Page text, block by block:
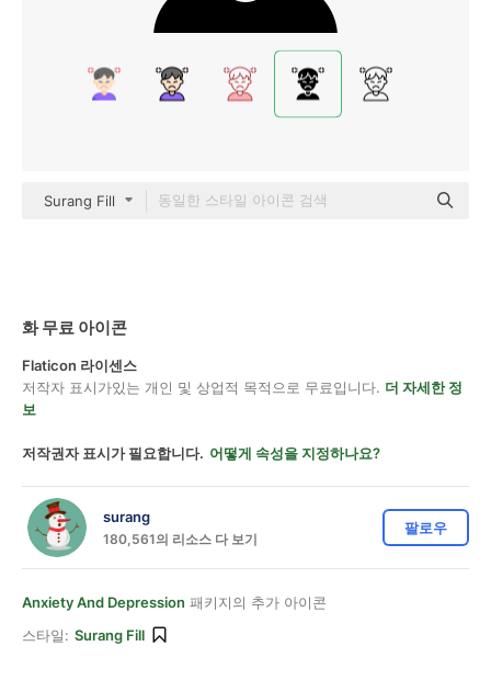
Surang Fill
화 무료 아이콘
Flaticon 라이센스
저작자 표시가있는 개인 및 상업적 목적으로 무료입니다. 더 자세한 정
보
저작권자 표시가 필요합니다. 어떻게 속성을 지정하나요?
surang
180,561의 리소스 다 보기
팔로우
Anxiety And Depression 패키지의 추가 아이콘
스타일: Surang Fill